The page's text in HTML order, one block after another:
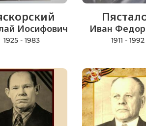
Иосифович
1925 - 1983
Иван
1911 - 1992